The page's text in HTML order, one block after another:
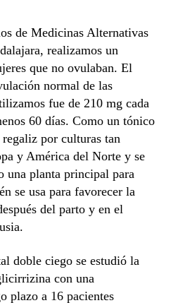
de Medicinas Alternativas
realizamos un
que no ovulaban. El
normal de las
fue de 210 mg cada
60 días. Como un tónico
por culturas tan
y América del Norte y se
una planta principal para
se usa para favorecer la
del parto y en el
doble ciego se estudió la
con una
plazo a 16 pacientes